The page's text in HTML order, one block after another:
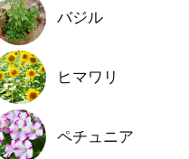
バジル
ヒマワリ
ペチュニア